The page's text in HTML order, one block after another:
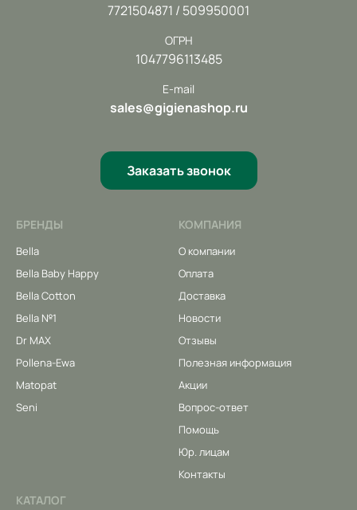
7721504871 / 509950001
ОГРН
1047796113485
E-mail
sales@gigienashop.ru
Заказать звонок
БРЕНДЫ
Bella
Bella Baby Happy
Bella Cotton
Bella №1
Dr MAX
Pollena-Ewa
Matopat
Seni
КОМПАНИЯ
О компании
Оплата
Доставка
Новости
Отзывы
Полезная информация
Акции
Вопрос-ответ
Помощь
Юр. лицам
Контакты
КАТАЛОГ